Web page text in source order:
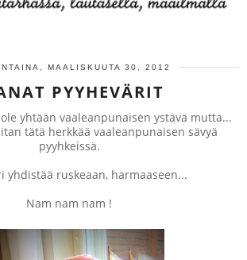
MAALISKUUTA 30, 2012
PYYHEVÄRIT
yhtään vaaleanpunaisen ystävä mutta...
tätä herkkää vaaleanpunaisen sävyä
pyyhkeissä.
yhdistää ruskeaan, harmaaseen...
Nam nam nam !